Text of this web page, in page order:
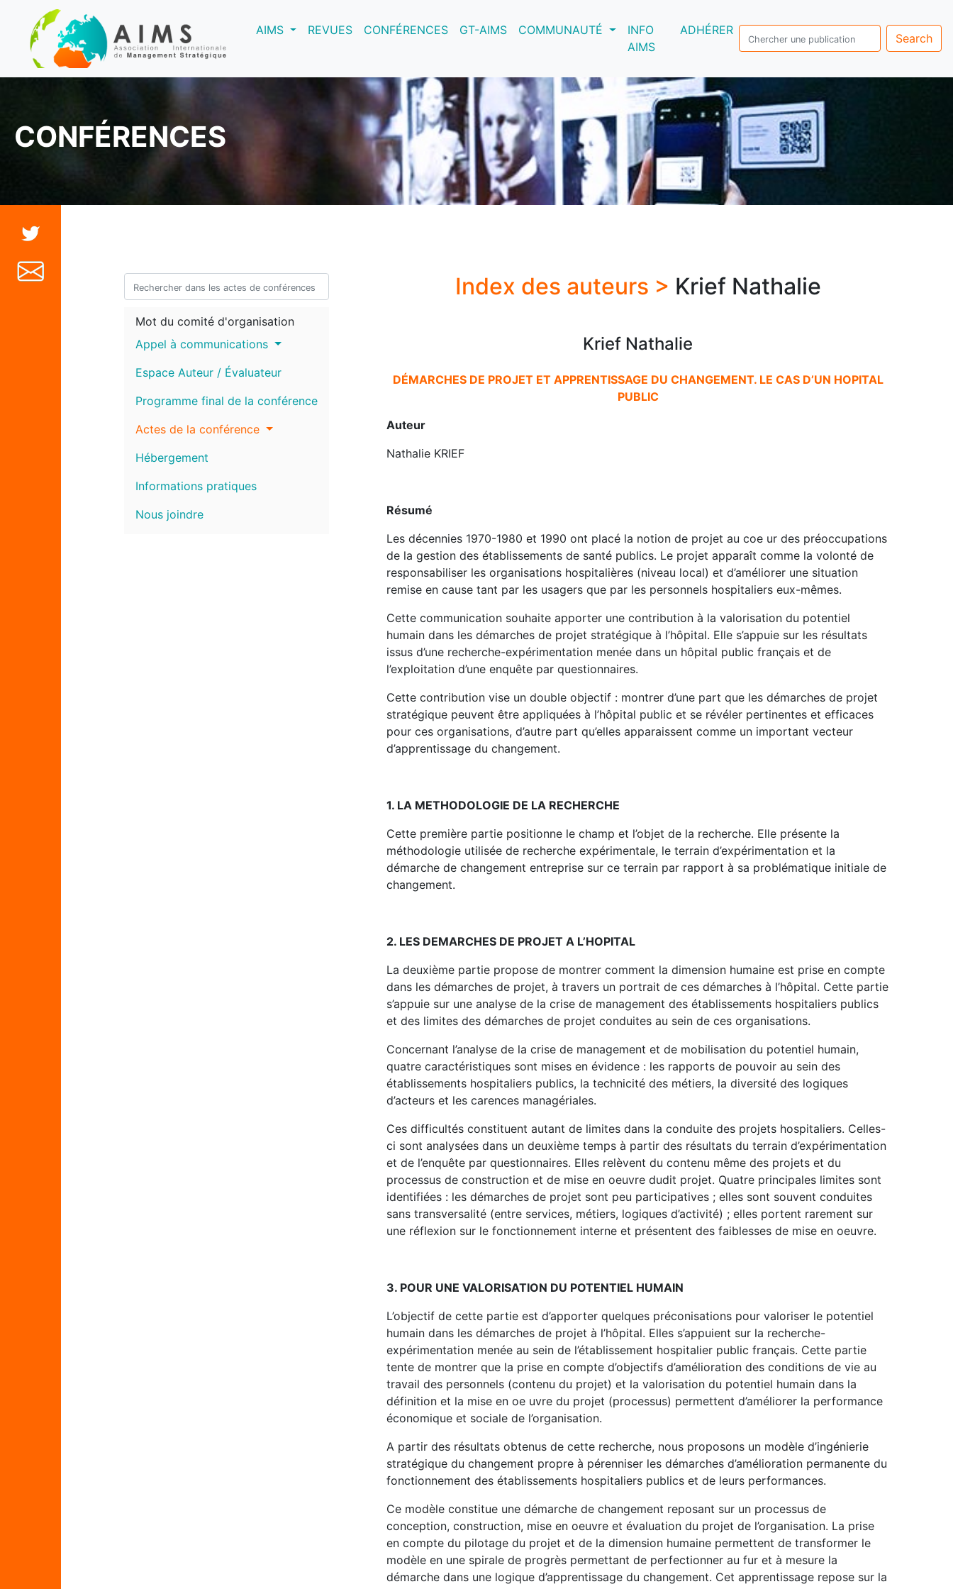
AIMS(current)REVUES CONFÉRENCES GT-AIMS COMMUNAUTÉ
INFO
AIMS
ADHÉRER
Search
CONFÉRENCES
Mot du comité d'organisation
Appel à communications
Espace Auteur / Évaluateur
Programme final de la conférence
Actes de la conférence
Hébergement
Informations pratiques
Nous joindre
Index des auteurs > Krief Nathalie
Krief Nathalie
DÉMARCHES DE PROJET ET APPRENTISSAGE DU CHANGEMENT. LE CAS D’UN HOPITAL
PUBLIC
Auteur
Nathalie KRIEF
Résumé
Les décennies 1970-1980 et 1990 ont placé la notion de projet au coe ur des préoccupations
de la gestion des établissements de santé publics. Le projet apparaît comme la volonté de
responsabiliser les organisations hospitalières (niveau local) et d’améliorer une situation
remise en cause tant par les usagers que par les personnels hospitaliers eux-mêmes.
Cette communication souhaite apporter une contribution à la valorisation du potentiel
humain dans les démarches de projet stratégique à l’hôpital. Elle s’appuie sur les résultats
issus d’une recherche-expérimentation menée dans un hôpital public français et de
l’exploitation d’une enquête par questionnaires.
Cette contribution vise un double objectif : montrer d’une part que les démarches de projet
stratégique peuvent être appliquées à l’hôpital public et se révéler pertinentes et efficaces
pour ces organisations, d’autre part qu’elles apparaissent comme un important vecteur
d’apprentissage du changement.
1. LA METHODOLOGIE DE LA RECHERCHE
Cette première partie positionne le champ et l’objet de la recherche. Elle présente la
méthodologie utilisée de recherche expérimentale, le terrain d’expérimentation et la
démarche de changement entreprise sur ce terrain par rapport à sa problématique initiale de
changement.
2. LES DEMARCHES DE PROJET A L’HOPITAL
La deuxième partie propose de montrer comment la dimension humaine est prise en compte
dans les démarches de projet, à travers un portrait de ces démarches à l’hôpital. Cette partie
s’appuie sur une analyse de la crise de management des établissements hospitaliers publics
et des limites des démarches de projet conduites au sein de ces organisations.
Concernant l’analyse de la crise de management et de mobilisation du potentiel humain,
quatre caractéristiques sont mises en évidence : les rapports de pouvoir au sein des
établissements hospitaliers publics, la technicité des métiers, la diversité des logiques
d’acteurs et les carences managériales.
Ces difficultés constituent autant de limites dans la conduite des projets hospitaliers. Celles-
ci sont analysées dans un deuxième temps à partir des résultats du terrain d’expérimentation
et de l’enquête par questionnaires. Elles relèvent du contenu même des projets et du
processus de construction et de mise en oeuvre dudit projet. Quatre principales limites sont
identifiées : les démarches de projet sont peu participatives ; elles sont souvent conduites
sans transversalité (entre services, métiers, logiques d’activité) ; elles portent rarement sur
une réflexion sur le fonctionnement interne et présentent des faiblesses de mise en oeuvre.
3. POUR UNE VALORISATION DU POTENTIEL HUMAIN
L’objectif de cette partie est d’apporter quelques préconisations pour valoriser le potentiel
humain dans les démarches de projet à l’hôpital. Elles s’appuient sur la recherche-
expérimentation menée au sein de l’établissement hospitalier public français. Cette partie
tente de montrer que la prise en compte d’objectifs d’amélioration des conditions de vie au
travail des personnels (contenu du projet) et la valorisation du potentiel humain dans la
définition et la mise en oe uvre du projet (processus) permettent d’améliorer la performance
économique et sociale de l’organisation.
A partir des résultats obtenus de cette recherche, nous proposons un modèle d’ingénierie
stratégique du changement propre à pérenniser les démarches d’amélioration permanente du
fonctionnement des établissements hospitaliers publics et de leurs performances.
Ce modèle constitue une démarche de changement reposant sur un processus de
conception, construction, mise en oeuvre et évaluation du projet de l’organisation. La prise
en compte du pilotage du projet et de la dimension humaine permettent de transformer le
modèle en une spirale de progrès permettant de perfectionner au fur et à mesure la
démarche dans une logique d’apprentissage du changement. Cet apprentissage repose sur la